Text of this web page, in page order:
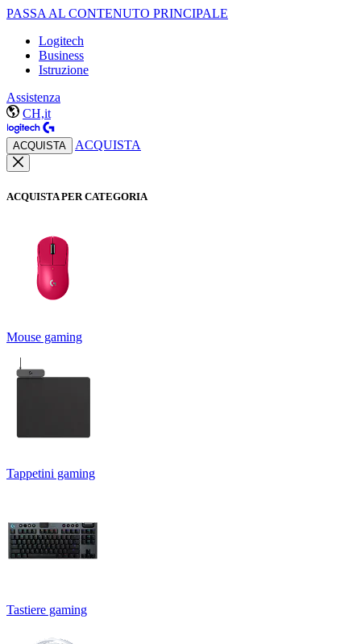
PASSA AL CONTENUTO PRINCIPALE
Logitech
Business
Istruzione
Assistenza
CH,it
ACQUISTA ACQUISTA
ACQUISTA PER CATEGORIA
Mouse gaming
Tappetini gaming
Tastiere gaming